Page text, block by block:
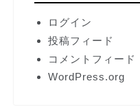
ログイン
投稿フィード
コメントフィード
WordPress.org